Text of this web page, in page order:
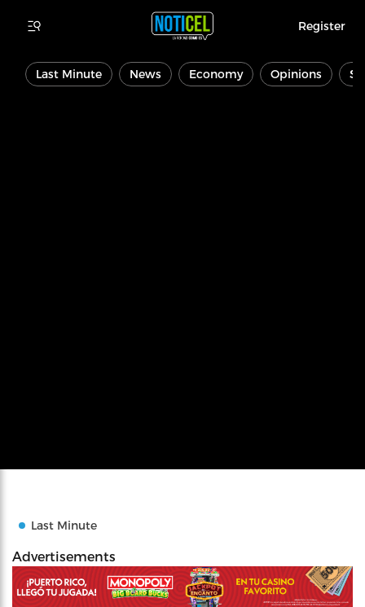
Register
Last Minute News Economy Opinions
Last Minute
Advertisements